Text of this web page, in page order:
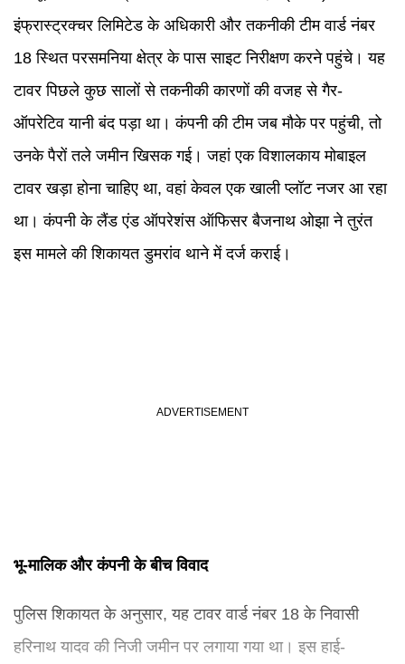
इंफ्रास्ट्रक्चर लिमिटेड के अधिकारी और तकनीकी टीम वार्ड नंबर
18 स्थित परसमनिया क्षेत्र के पास साइट निरीक्षण करने पहुंचे। यह
टावर पिछले कुछ सालों से तकनीकी कारणों की वजह से गैर-
ऑपरेटिव यानी बंद पड़ा था। कंपनी की टीम जब मौके पर पहुंची, तो
उनके पैरों तले जमीन खिसक गई। जहां एक विशालकाय मोबाइल
टावर खड़ा होना चाहिए था, वहां केवल एक खाली प्लॉट नजर आ रहा
था। कंपनी के लैंड एंड ऑपरेशंस ऑफिसर बैजनाथ ओझा ने तुरंत
इस मामले की शिकायत डुमरांव थाने में दर्ज कराई।
भू-मालिक और कंपनी के बीच विवाद
पुलिस शिकायत के अनुसार, यह टावर वार्ड नंबर 18 के निवासी
हरिनाथ यादव की निजी जमीन पर लगाया गया था। इस हाई-